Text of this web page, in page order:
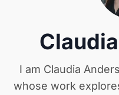
I am Claudia
whose work